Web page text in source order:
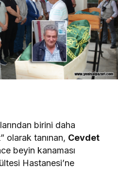
birini daha
olarak tanınan, Cevdet
beyin kanaması
Hastanesi’ne